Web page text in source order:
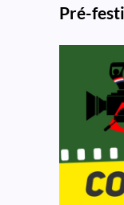
Pré-